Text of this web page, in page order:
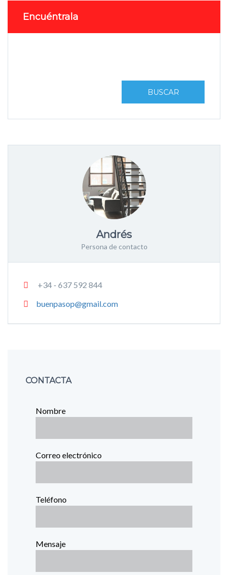
Encuéntrala
BUSCAR
Andrés
Persona de contacto
+34 - 637 592 844
buenpasop@gmail.com
CONTACTA
Nombre
Correo electrónico
Teléfono
Mensaje